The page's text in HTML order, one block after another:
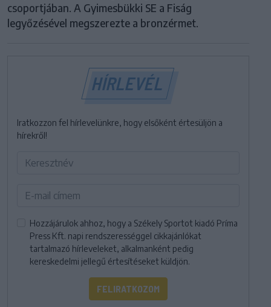
csoportjában. A Gyimesbükki SE a Fiság
legyőzésével megszerezte a bronzérmet.
HÍRLEVÉL
Iratkozzon fel hírlevelünkre, hogy elsőként értesüljön a
hírekről!
Hozzájárulok ahhoz, hogy a Székely Sportot kiadó Príma
Press Kft. napi rendszerességgel cikkajánlókat
tartalmazó hírleveleket, alkalmanként pedig
kereskedelmi jellegű értesítéseket küldjön.
FELIRATKOZOM